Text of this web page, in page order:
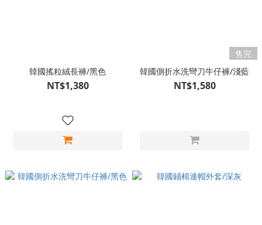
韓國搖粒絨長褲/黑色
NT$1,380
售完
韓國側折水洗彎刀牛仔褲/淺藍
NT$1,580